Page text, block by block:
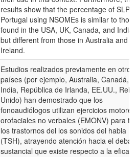
results show that the percentage of SLPs
Portugal using NSOMEs is similar to those
found in the USA, UK, Canada, and India,
but different from those in Australia and
Ireland.
Estudios realizados previamente en otros
países (por ejemplo, Australia, Canadá,
India, República de Irlanda, EE.UU.,
Unido) han demostrado que los
fonoaudiólogos utilizan ejercicios motores
orofaciales no verbales (EMONV) para
los trastornos del los sonidos del habla
(TSH), atrayendo atención hacia el
sustancial que existe respecto a la